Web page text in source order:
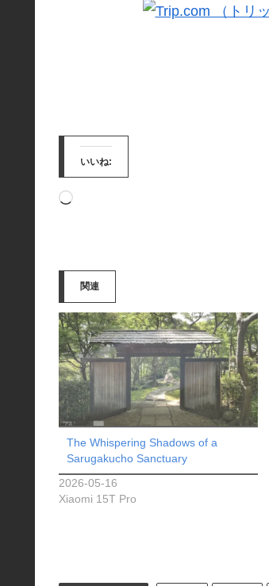
いいね:
読
み
中…
関連
The Whispering Shadows of a
Sarugakucho Sanctuary
2026-05-16
Xiaomi 15T Pro